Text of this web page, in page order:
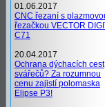
01.06.2017
CNC řezaní s
řezačkou VECTOR
C71
20.04.2017
Ochrana dýchacích cest
svářečů? Za rozumnou
cenu zajistí polomaska
Elipse P3!